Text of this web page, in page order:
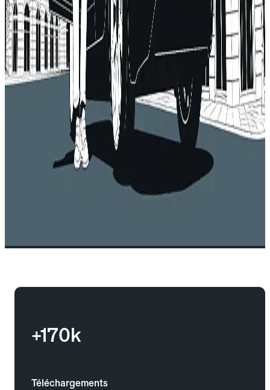
+170k
Téléchargements